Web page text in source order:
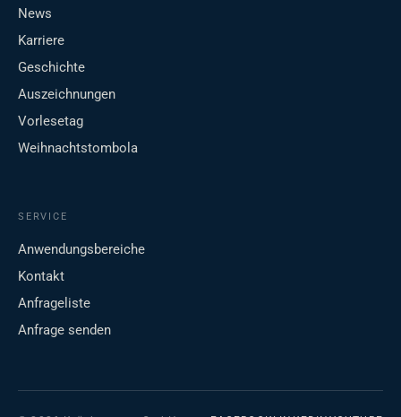
News
Karriere
Geschichte
Auszeichnungen
Vorlesetag
Weihnachtstombola
SERVICE
Anwendungsbereiche
Kontakt
Anfrageliste
Anfrage senden